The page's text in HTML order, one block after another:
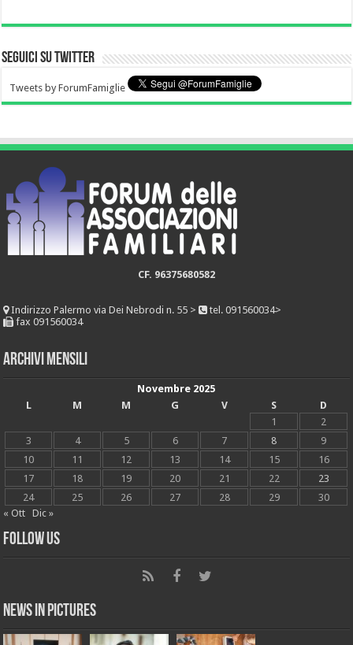
Seguici su Twitter
Tweets by ForumFamiglie
CF. 96375680582
IndirizzoPalermo via Dei Nebrodi n. 55 >
tel. 091560034>
fax 091560034
Archivi mensili
Novembre 2025
L
M M G V S
D
1
2
3
4 5 6 7 8
9
10
11 12 13 14 15
16
17
18 19 20 21 22
23
24
25 26 27 28 29
30
« Ott
Dic »
Follow Us
News in Pictures